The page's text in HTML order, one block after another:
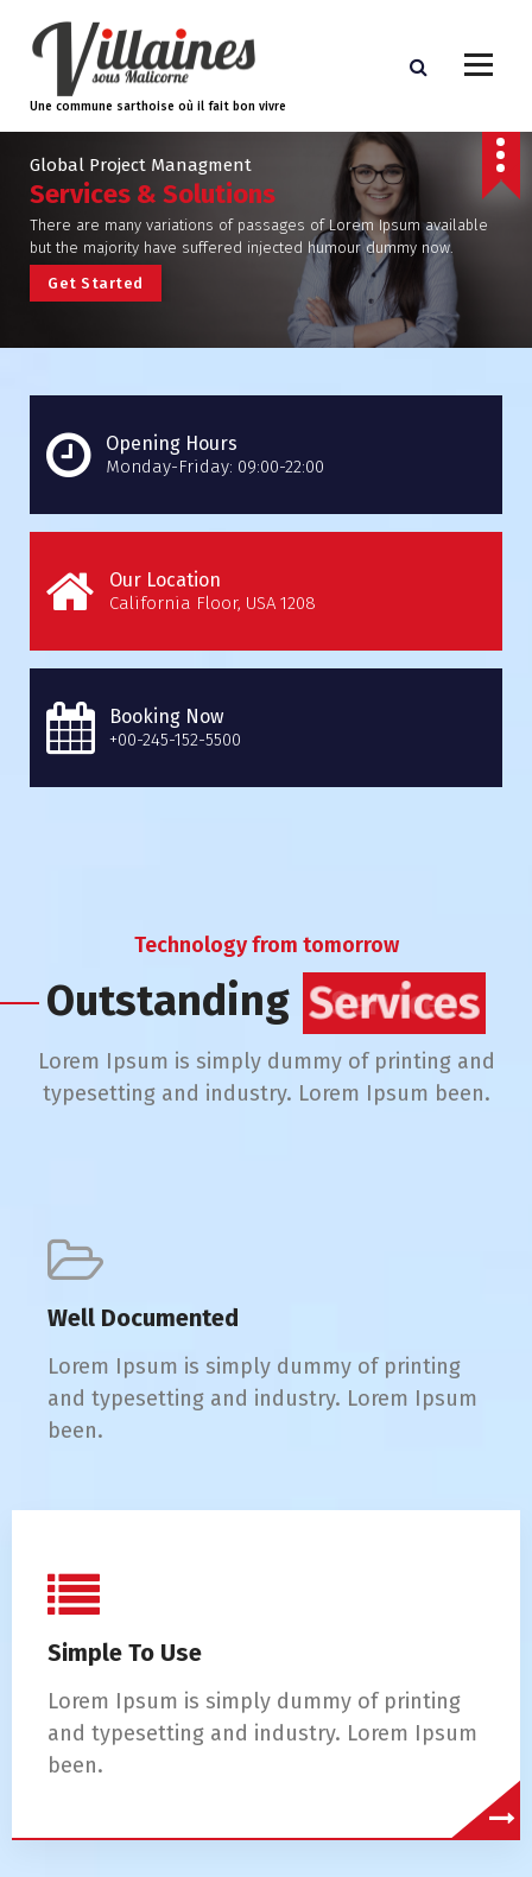
Une commune sarthoise où il fait bon vivre
Global Project Managment
Services & Solutions
There are many variations of passages of Lorem Ipsum available
but the majority have suffered injected humour dummy now.
G et S ta rted
Opening Hours
Monday-Friday: 09:00-22:00
Our Location
California Floor, USA 1208
Booking Now
+00-245-152-5500
Technology from tomorrow
Outstanding Services
Lorem Ipsum is simply dummy of printing and
typesetting and industry. Lorem Ipsum been.
Well Documented
Lorem Ipsum is simply dummy of printing
and typesetting and industry. Lorem Ipsum
been.
Simple To Use
Lorem Ipsum is simply dummy of printing
and typesetting and industry. Lorem Ipsum
been.